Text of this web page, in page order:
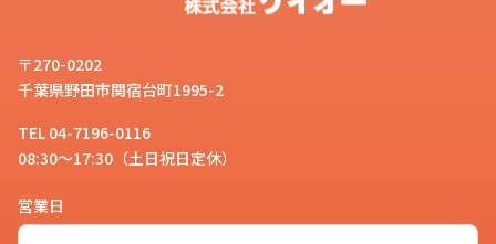
〒270-0202
千葉県野田市関宿台町1995-2
TEL 04-7196-0116
08:30～17:30（土日祝日定休）
営業日